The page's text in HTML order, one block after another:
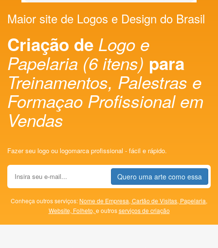
Maior site de Logos e Design do Brasil
Criação de Logo e
Papelaria (6 itens) para
Treinamentos, Palestras e
Formaçao Profissional em
Vendas
Fazer seu logo ou logomarca profissional - fácil e rápido.
Quero uma arte como essa
Conheça outros serviços: Nome de Empresa, Cartão de Visitas, Papelaria,
Website, Folheto, e outrosserviços de criação